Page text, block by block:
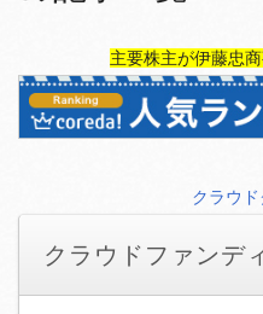
へ
主要株主が伊藤忠
クラウド
クラウドファンデ